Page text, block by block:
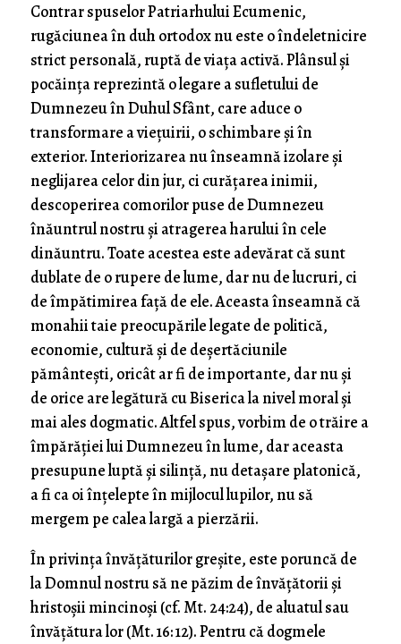
Contrar spuselor Patriarhului Ecumenic,
rugăciunea în duh ortodox nu este o îndeletnicire
strict personală, ruptă de viața activă. Plânsul și
pocăința reprezintă o legare a sufletului de
Dumnezeu în Duhul Sfânt, care aduce o
transformare a viețuirii, o schimbare și în
exterior. Interiorizarea nu înseamnă izolare și
neglijarea celor din jur, ci curățarea inimii,
descoperirea comorilor puse de Dumnezeu
înăuntrul nostru și atragerea harului în cele
dinăuntru. Toate acestea este adevărat că sunt
dublate de o rupere de lume, dar nu de lucruri, ci
de împătimirea față de ele. Aceasta înseamnă că
monahii taie preocupările legate de politică,
economie, cultură și de deșertăciunile
pământești, oricât ar fi de importante, dar nu și
de orice are legătură cu Biserica la nivel moral și
mai ales dogmatic. Altfel spus, vorbim de o trăire a
împărăției lui Dumnezeu în lume, dar aceasta
presupune luptă și silință, nu detașare platonică,
a fi ca oi înțelepte în mijlocul lupilor, nu să
mergem pe calea largă a pierzării.
În privința învățăturilor greșite, este poruncă de
la Domnul nostru să ne păzim de învățătorii și
hristoșii mincinoși (cf. Mt. 24:24), de aluatul sau
învățătura lor (Mt. 16: 12). Pentru că dogmele